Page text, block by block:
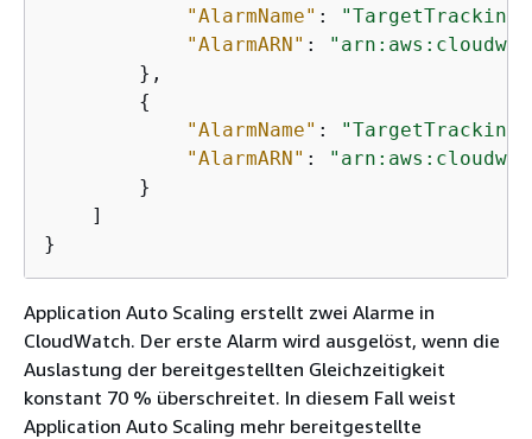
"AlarmName" :
"TargetTracking-
"AlarmARN" :
        },
{
"AlarmName" :
"TargetTracking-
"AlarmARN" :
        }
    ]
}
Application Auto Scaling erstellt zwei Alarme in
CloudWatch. Der erste Alarm wird ausgelöst, wenn die
Auslastung der bereitgestellten Gleichzeitigkeit
konstant 70 % überschreitet. In diesem Fall weist
Application Auto Scaling mehr bereitgestellte